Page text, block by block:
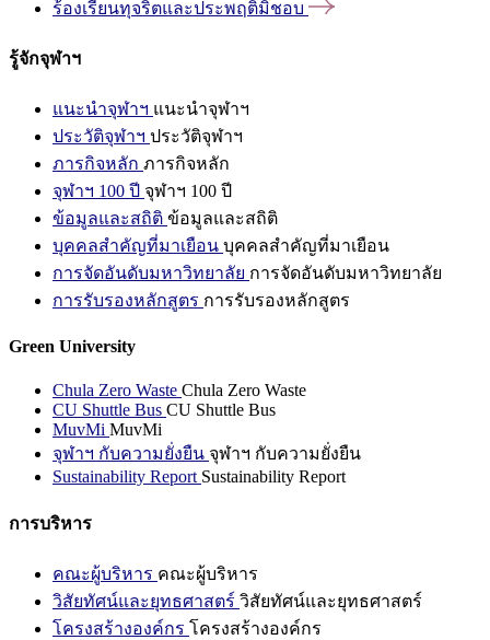
ร้องเรียนทุจริตและประพฤติมิชอบ
รู้จักจุฬาฯ
แนะนำจุฬาฯ แนะนำจุฬาฯ
ประวัติจุฬาฯ ประวัติจุฬาฯ
ภารกิจหลัก ภารกิจหลัก
จุฬาฯ 100 ปี จุฬาฯ 100 ปี
ข้อมูลและสถิติ ข้อมูลและสถิติ
บุคคลสำคัญที่มาเยือน บุคคลสำคัญที่มาเยือน
การจัดอันดับมหาวิทยาลัย การจัดอันดับมหาวิทยาลัย
การรับรองหลักสูตร การรับรองหลักสูตร
Green University
Chula Zero Waste Chula Zero Waste
CU Shuttle Bus CU Shuttle Bus
MuvMi MuvMi
จุฬาฯ กับความยั่งยืน จุฬาฯ กับความยั่งยืน
Sustainability Report Sustainability Report
การบริหาร
คณะผู้บริหาร คณะผู้บริหาร
วิสัยทัศน์และยุทธศาสตร์ วิสัยทัศน์และยุทธศาสตร์
โครงสร้างองค์กร โครงสร้างองค์กร